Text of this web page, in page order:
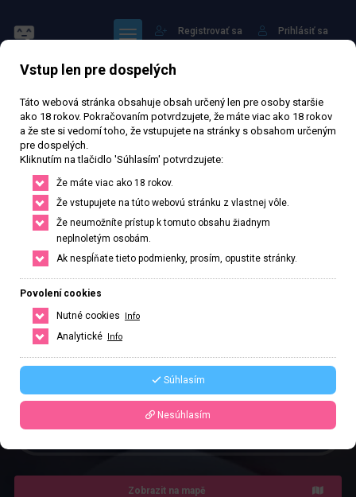
Prihlásiť sa
Registrovať sa
Sára
Právě otevřeno· Zavírá v 24
62 723 zhlédnutí Ověřený inzerát
České Budějovice, Jihočeský kraj, Česká republika
+420 778497098
Řekněte že voláte z webu www.privatzone.com
4.0 Recenze: 1
Zobrazit na mapě
Vstup len pre dospelých
Táto webová stránka obsahuje obsah určený len pre osoby staršie
ako 18 rokov. Pokračovaním potvrdzujete, že máte viac ako 18 rokov
a že ste si vedomí toho, že vstupujete na stránky s obsahom určeným
pre dospelých.
Kliknutím na tlačidlo 'Súhlasím' potvrdzujete:
Že máte viac ako 18 rokov.
Že vstupujete na túto webovú stránku z vlastnej vôle.
Že neumožníte prístup k tomuto obsahu žiadnym
neplnoletým osobám.
Ak nespĺňate tieto podmienky, prosím, opustite stránky.
Povolení cookies
Nutné cookies
Info
Analytické Info
Súhlasím
Nesúhlasím